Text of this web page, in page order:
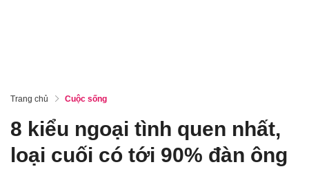
Trang chủ Cuộc sống
8 kiểu ngoại tình quen nhất,
loại cuối có tới 90% đàn ông